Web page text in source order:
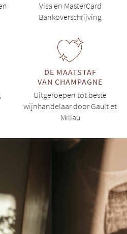
Visa en MasterCard
Bankoverschrijving
DE MAATSTAF
VAN CHAMPAGNE
Uitgeroepen tot beste
wijnhandelaar door Gault et
Millau